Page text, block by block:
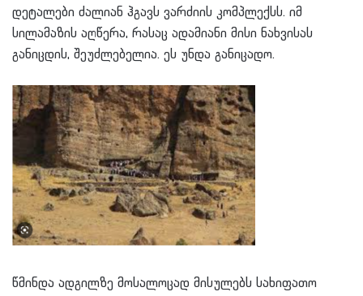
დეტალები ძალიან ჰგავს ვარძიის კომპლექსს. იმ
სილამაზის აღწერა, რასაც ადამიანი მისი ნახვისას
განიცდის, შეუძლებელია. ეს უნდა განიცადო.
წმინდა ადგილზე მოსალოცად მისულებს სახიფათო